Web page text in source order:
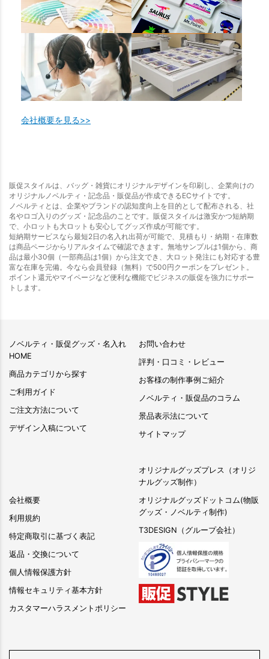
会社概要を見る>>
販促スタイルは、バッグ・雑貨にオリジナルデザインを印刷し、企業向けの
オリジナルノベルティ・記念品・販促品が作成できるECサイトです。
ノベルティとは、企業やブランドの認知度向上を目的として配布される、社
名やロゴ入りのグッズ・記念品のことです。販促スタイルは激安かつ短納期
で、小ロットも大ロットも安心してグッズ作成が可能です。
短納期サービスなら最短2日の名入れ出荷が可能で、見積もり・納期・在庫数
は商品ページからリアルタイムで確認できます。無地サンプルは1個から、商
品は最小30個（一部商品は1個）から注文でき、大ロット発注にも対応する豊
富な在庫を完備。今なら会員登録（無料）で500円クーポンをプレゼント。
ポイント還元やマイページなど便利な機能でビジネスの販促を強力にサポー
トします。
ノベルティ・販促グッズ・名入れ
HOME
商品カテゴリから探す
ご利用ガイド
ご注文方法について
デザイン入稿について
会社概要
利用規約
特定商取引に基づく表記
返品・交換について
個人情報保護方針
情報セキュリティ基本方針
カスタマーハラスメントポリシー
お問い合わせ
評判・口コミ・レビュー
お客様の制作事例ご紹介
ノベルティ・販促品のコラム
景品表示法について
サイトマップ
オリジナルグッズプレス（オリジ
ナルグッズ制作）
オリジナルグッズドットコム(物販
グッズ・ノベルティ制作)
T3DESIGN（グループ会社）